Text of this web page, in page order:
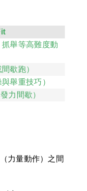
舉等高難度動
歇跑）
舉重技巧）
力間歇）
力量動作）之間